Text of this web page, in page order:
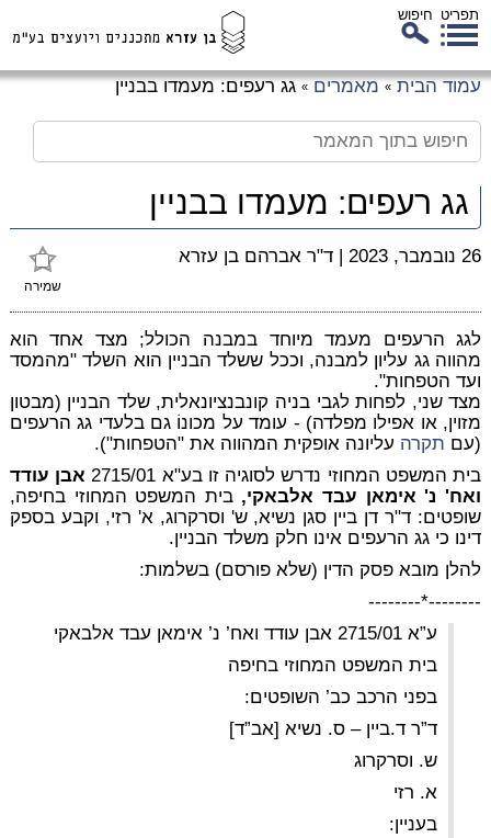
תפריט חיפוש
עמוד הבית » מאמרים » גג רעפים: מעמדו בבניין
גג רעפים: מעמדו בבניין
שמירה
26 נובמבר, 2023 | ד"ר אברהם בן עזרא
לגג הרעפים מעמד מיוחד במבנה הכולל; מצד אחד הוא
מהווה גג עליון למבנה, וככל ששלד הבניין הוא השלד "מהמסד
ועד הטפחות".
מצד שני, לפחות לגבי בניה קונבנציונאלית, שלד הבניין (מבטון
מזוין, או אפילו מפלדה) - עומד על מכונוֹ גם בלעדי גג הרעפים
(עם תקרה עליונה אופקית המהווה את "הטפחות").
בית המשפט המחוזי נדרש לסוגיה זו בע"א 2715/01
אבן עודד
ואח' נ' אימאן עבד אלבאקי,בית המשפט המחוזי בחיפה,
שופטים: ד"ר דן ביין סגן נשיא, ש' וסרקרוג, א' רזי, וקבע בספק
דינו כי גג הרעפים אינו חלק משלד הבניין.
להלן מובא פסק הדין (שלא פורסם) בשלמות:
--------*--------
ע”א 2715/01 אבן עודד ואח’ נ’ אימאן עבד אלבאקי
בית המשפט המחוזי בחיפה
בפני הרכב כב’ השופטים:
ד”ר ד.ביין – ס. נשיא [אב”ד]
ש. וסרקרוג
א. רזי
בעניין: